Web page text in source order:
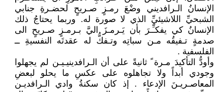
الإنسانُ الـرافديني وضْعَ رمـزٍ صـريحٍ لحضـرةِ جنابي
الشبحيِّ اللاشيئيِّ الذي لا صورة له. وربما يحتاجُ ذلك
الإنسانُ كي يفكـِّـرَ بأن يَـرمـزَ اليَّ بـرمـزٍ صـريحٍ الى
صدمةٍ تـفيقُه مـن سباتِه وتـفكُّ له عقدتَه النفسيةِ ــ
الفلسفية .
وأودُّ التأكيدَ مـرة ً ثانيةً على أن الـرافدينيـيـن لم يجهلوا
وجودي أبداً ولا تجاهلوه على عكسِ ما يحلو لبعضِ
المعاصـريـنَ الإدعاء . إذ كان سكنةُ وادي الـرافديـن